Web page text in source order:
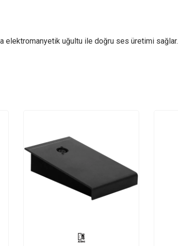
uğultu ile doğru ses üretimi sağlar.